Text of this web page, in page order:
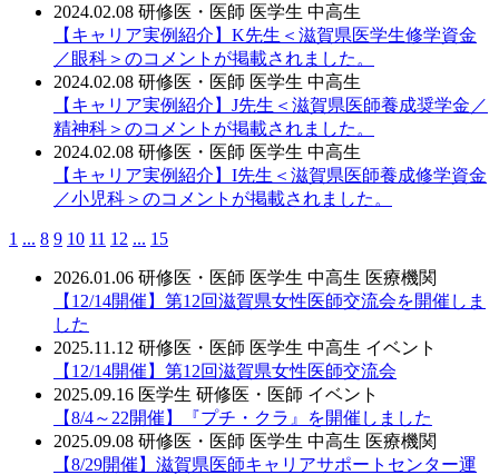
2024.02.08 研修医・医師 医学生 中高生
【キャリア実例紹介】K先生＜滋賀県医学生修学資金
／眼科＞のコメントが掲載されました。
2024.02.08 研修医・医師 医学生 中高生
【キャリア実例紹介】J先生＜滋賀県医師養成奨学金／
精神科＞のコメントが掲載されました。
2024.02.08 研修医・医師 医学生 中高生
【キャリア実例紹介】I先生＜滋賀県医師養成修学資金
／小児科＞のコメントが掲載されました。
1 ... 8 9 10 11 12 ... 15
2026.01.06 研修医・医師 医学生 中高生 医療機関
【12/14開催】第12回滋賀県女性医師交流会を開催しま
した
2025.11.12 研修医・医師 医学生 中高生 イベント
【12/14開催】第12回滋賀県女性医師交流会
2025.09.16 医学生 研修医・医師 イベント
【8/4～22開催】『プチ・クラ』を開催しました
2025.09.08 研修医・医師 医学生 中高生 医療機関
【8/29開催】滋賀県医師キャリアサポートセンター運